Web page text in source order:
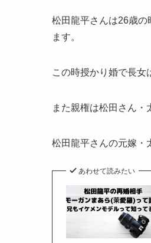
松田龍平さんは26歳
ます。
この時授かり婚で長女
また親権は松田さん・
松田龍平さんの元嫁・
あわせて読みたい